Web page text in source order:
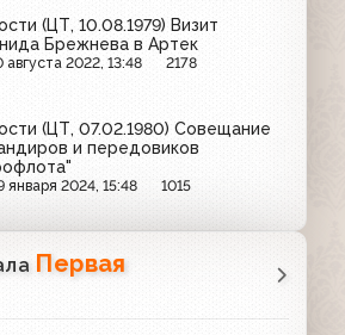
(ЦТ, 10.08.1979) Визит
Брежнева в Артек
августа 2022, 13:48 2178
(ЦТ, 07.02.1980) Совещание
и передовиков
января 2024, 15:48 1015
Первая